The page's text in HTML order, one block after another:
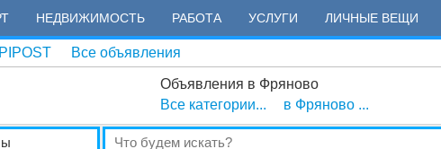
НЕДВИЖИМОСТЬ РАБОТА УСЛУГИ ЛИЧНЫЕ ВЕЩИ
Все объявления
Объявления в Фряново
Все категории...
в Фряново ...